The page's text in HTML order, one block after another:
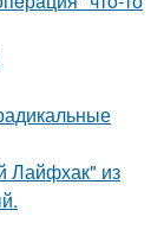
Лайфхак" из